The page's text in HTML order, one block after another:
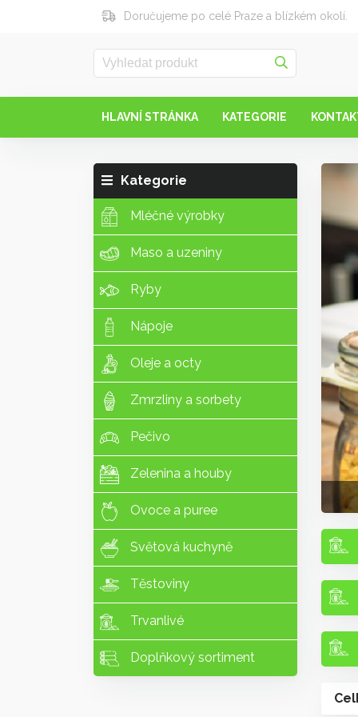
Doručujeme po celé Praze a blízkém okolí.
HLAVNÍ STRÁNKA KATEGORIE
Kategorie
Mléčné výrobky
Maso a uzeniny
Ryby
Nápoje
Oleje a octy
Zmrzliny a sorbety
Pečivo
Zelenina a houby
Ovoce a puree
Světová kuchyně
Těstoviny
Trvanlivé
Doplňkový sortiment